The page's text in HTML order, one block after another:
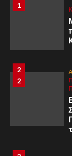
1
1
2
2
11